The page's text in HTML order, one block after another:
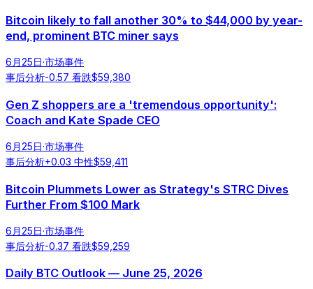
Bitcoin likely to fall another 30% to $44,000 by year-
end, prominent BTC miner says
6月25日·市场事件
事后分析-0.57 看跌$59,380
Gen Z shoppers are a 'tremendous opportunity':
Coach and Kate Spade CEO
6月25日·市场事件
事后分析+0.03 中性$59,411
Bitcoin Plummets Lower as Strategy's STRC Dives
Further From $100 Mark
6月25日·市场事件
事后分析-0.37 看跌$59,259
Daily BTC Outlook — June 25, 2026